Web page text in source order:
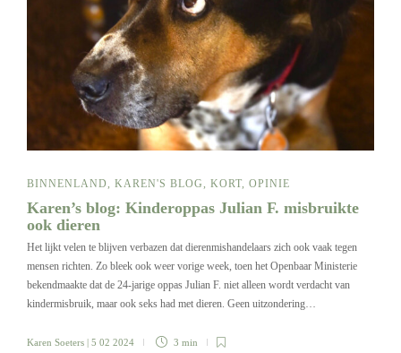
BINNENLAND, KAREN'S BLOG, KORT, OPINIE
Karen’s blog: Kinderoppas Julian F. misbruikte
ook dieren
Het lijkt velen te blijven verbazen dat dierenmishandelaars zich ook vaak tegen
mensen richten. Zo bleek ook weer vorige week, toen het Openbaar Ministerie
bekendmaakte dat de 24-jarige oppas Julian F. niet alleen wordt verdacht van
kindermisbruik, maar ook seks had met dieren. Geen uitzondering…
Karen Soeters | 5 02 2024 3 min